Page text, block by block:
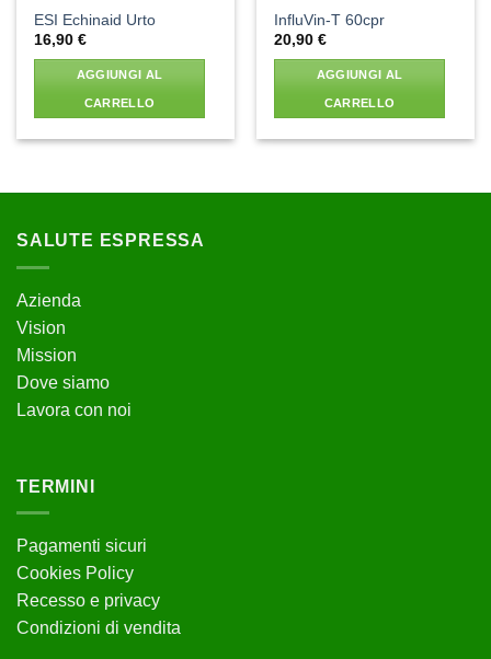
ESI Echinaid Urto
16,90€
AGGIUNGI AL
CARRELLO
InfluVin-T 60cpr
20,90€
AGGIUNGI AL
CARRELLO
SALUTE ESPRESSA
Azienda
Vision
Mission
Dove siamo
Lavora con noi
TERMINI
Pagamenti sicuri
Cookies Policy
Recesso e privacy
Condizioni di vendita